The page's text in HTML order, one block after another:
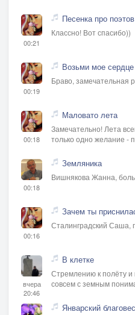
00:21
Песенка про поэтов
Классно! Вот спасибо))
00:19
Возьми мое сердце
Браво, замечательная
00:18
Маловато лета
Замечательно! Лета
только одно желание -
00:18
Земляника
Вишнякова Жанна,
00:16
Зачем ты
Сталинградский Саша,
вчера
20:46
В клетке
Стремлению к полёту и
совсем с земным
Январский